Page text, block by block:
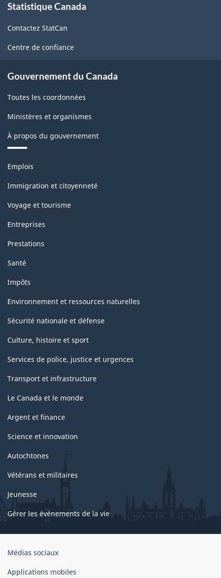
propos
ce
site
Statistique Canada
Contactez StatCan
Centre de confiance
Gouvernement du Canada
Toutes les coordonnées
Ministères et organismes
À propos du gouvernement
Thèmes
sujets
Emplois
Immigration et citoyenneté
Voyage et tourisme
Entreprises
Prestations
Santé
Impôts
Environnement et ressources naturelles
Sécurité nationale et défense
Culture, histoire et sport
Services de police, justice et urgences
Transport et infrastructure
Le Canada et le monde
Argent et finance
Science et innovation
Autochtones
Vétérans et militaires
Jeunesse
Gérer les événements de la vie
Organisation
gouvernement
Médias sociaux
Applications mobiles